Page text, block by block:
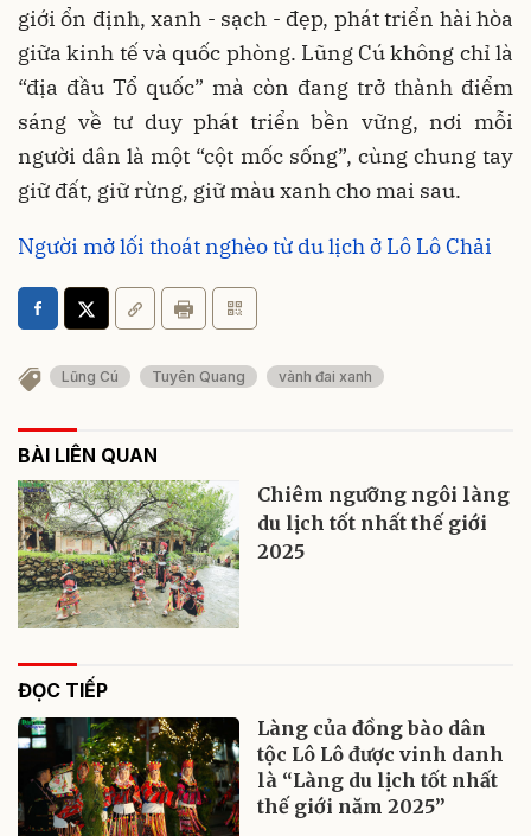
giới ổn định, xanh - sạch - đẹp, phát triển hài hòa
giữa kinh tế và quốc phòng. Lũng Cú không chỉ là
“địa đầu Tổ quốc” mà còn đang trở thành điểm
sáng về tư duy phát triển bền vững, nơi mỗi
người dân là một “cột mốc sống”, cùng chung tay
giữ đất, giữ rừng, giữ màu xanh cho mai sau.
Người mở lối thoát nghèo từ du lịch ở Lô Lô Chải
Lũng Cú Tuyên Quang vành đai xanh
BÀI LIÊN QUAN
Chiêm ngưỡng ngôi làng
du lịch tốt nhất thế giới
2025
ĐỌC TIẾP
Làng của đồng bào dân
tộc Lô Lô được vinh danh
là “Làng du lịch tốt nhất
thế giới năm 2025”